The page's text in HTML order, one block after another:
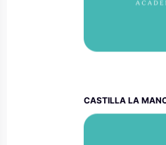
CASTILLA LA